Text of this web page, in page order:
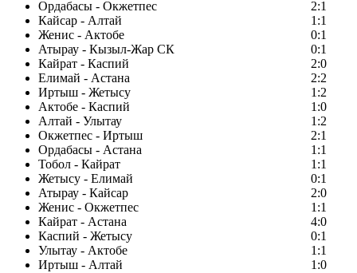
Ордабасы - Окжетпес
2:1
Кайсар - Алтай
1:1
Женис - Актобе
0:1
Атырау - Кызыл-Жар СК
0:1
Кайрат - Каспий
2:0
Елимай - Астана
2:2
Иртыш - Жетысу
1:2
Актобе - Каспий
1:0
Алтай - Улытау
1:2
Окжетпес - Иртыш
2:1
Ордабасы - Астана
1:1
Тобол - Кайрат
1:1
Жетысу - Елимай
0:1
Атырау - Кайсар
2:0
Женис - Окжетпес
1:1
Кайрат - Астана
4:0
Каспий - Жетысу
0:1
Улытау - Актобе
1:1
Иртыш - Алтай
1:0